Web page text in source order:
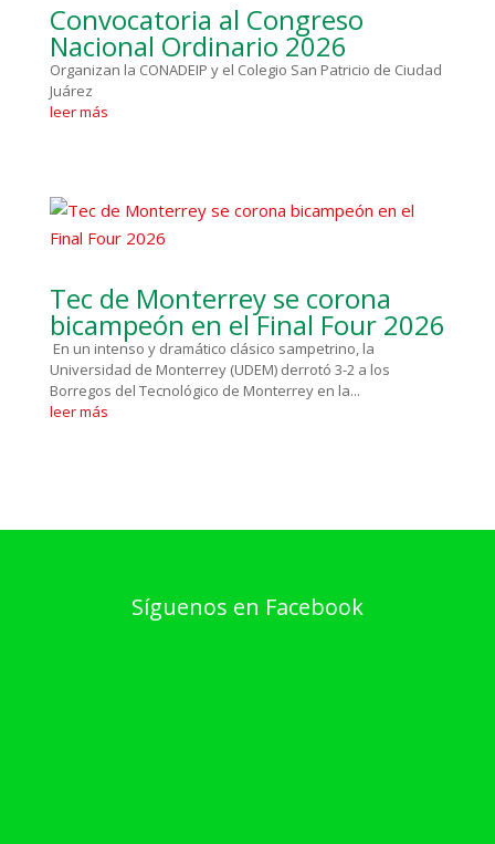
Convocatoria al Congreso
Nacional Ordinario 2026
Organizan la CONADEIP y el Colegio San Patricio de Ciudad
Juárez
leer más
Tec de Monterrey se corona
bicampeón en el Final Four 2026
En un intenso y dramático clásico sampetrino, la
Universidad de Monterrey (UDEM) derrotó 3-2 a los
Borregos del Tecnológico de Monterrey en la...
leer más
Síguenos en Facebook